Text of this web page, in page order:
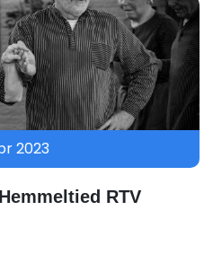
2023
RTV